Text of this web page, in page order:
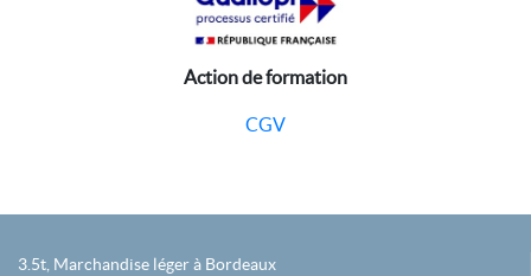
Action de formation
CGV
3.5t, Marchandise léger à Bordeaux